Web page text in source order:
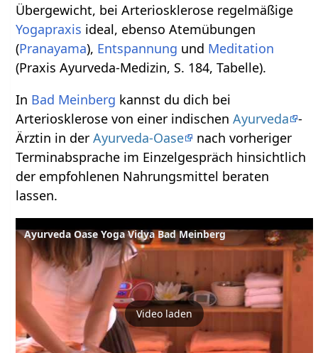
Übergewicht, bei Arteriosklerose regelmäßige
Yogapraxis ideal, ebenso Atemübungen
(Pranayama), Entspannung und Meditation
(Praxis Ayurveda-Medizin, S. 184, Tabelle).
In Bad Meinberg kannst du dich bei
Arteriosklerose von einer indischenAyurveda -
Ärztin in derAyurveda-Oase
nach vorheriger
Terminabsprache im Einzelgespräch hinsichtlich
der empfohlenen Nahrungsmittel beraten
lassen.
Ayurveda Oase Yoga Vidya Bad Meinberg
Video laden